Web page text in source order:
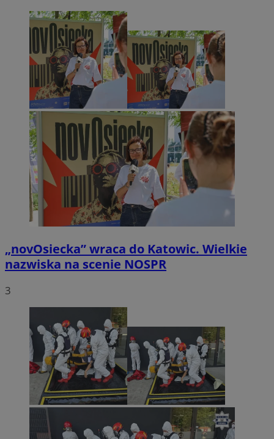
„novOsiecka” wraca do Katowic. Wielkie
nazwiska na scenie NOSPR
3